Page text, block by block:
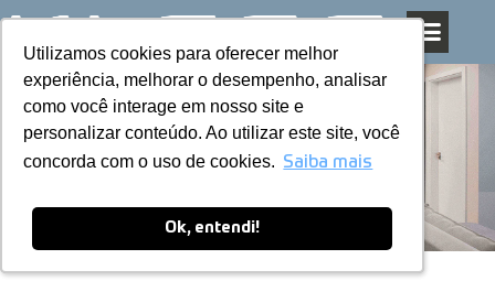
Utilizamos cookies para oferecer melhor
experiência, melhorar o desempenho, analisar
como você interage em nosso site e
personalizar conteúdo. Ao utilizar este site, você
concorda com o uso de cookies. Saiba mais
Ok, entendi!
Utilizamos cookies para oferecer melhor
experiência, melhorar o desempenho, analisar
como você interage em nosso site e
personalizar conteúdo. Ao utilizar este site, você
concorda com o uso de cookies. Saiba mais
Ok, entendi!
Pular
para
o
conteúdo
Blog